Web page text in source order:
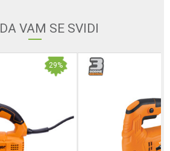
VAM SE SVIDI
29%